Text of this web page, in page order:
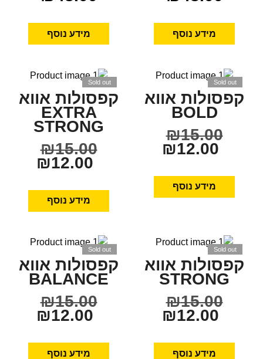
מידע נוסף מידע נוסף
Sold out
קפסולות אווא
BOLD
₪15.00
₪12.00
מידע נוסף
Sold out
קפסולות אווא
EXTRA
STRONG
₪15.00
₪12.00
מידע נוסף
Sold out
קפסולות אווא
STRONG
₪15.00
₪12.00
מידע נוסף
Sold out
קפסולות אווא
BALANCE
₪15.00
₪12.00
מידע נוסף